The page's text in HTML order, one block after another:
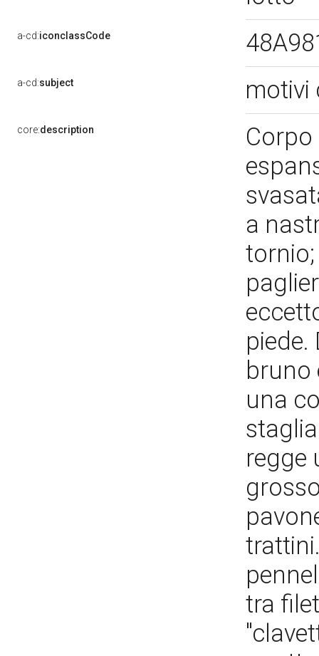
a-cd:iconclassCode
a-cd:subject motivi
core:description
a
piede.
bruno
una
regge
tra